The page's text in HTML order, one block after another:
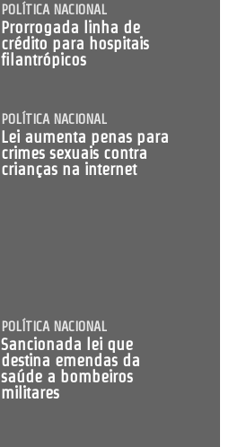
POLÍTICA NACIONAL
Prorrogada linha de
crédito para hospitais
filantrópicos
POLÍTICA NACIONAL
Lei aumenta penas para
crimes sexuais contra
crianças na internet
POLÍTICA NACIONAL
Sancionada lei que
destina emendas da
saúde a bombeiros
militares